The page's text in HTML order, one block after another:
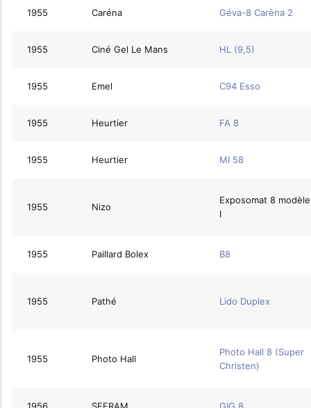
1955 Caréna Géva-8 Carèna 2
1955 Ciné Gel Le Mans HL (9,5)
1955 Emel C94 Esso
1955 Heurtier FA 8
1955 Heurtier MI 58
1955 Nizo
Exposomat 8 modèle
I
1955 Paillard Bolex B8
1955 Pathé Lido Duplex
1955 Photo Hall
Photo Hall 8 (Super
Christen)